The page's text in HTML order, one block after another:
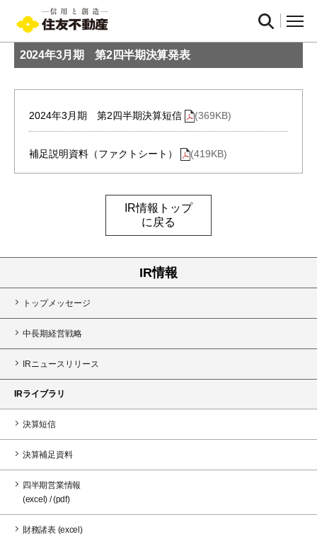
2024年3月期 第2四半期決算発表
2024年3月期 第2四半期決算短信 (369KB)
補足説明資料（ファクトシート） (419KB)
IR情報トップ
に戻る
IR情報
トップメッセージ
中長期経営戦略
IRニュースリリース
IRライブラリ
決算短信
決算補足資料
四半期営業情報
(excel)/(pdf)
財務諸表 (excel)